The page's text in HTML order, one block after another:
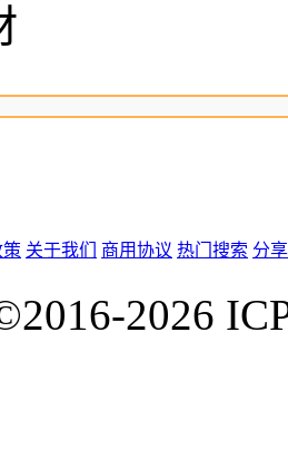
策 关于我们 商用协议 热门搜索 分
2026